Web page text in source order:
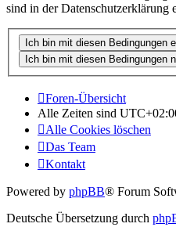
sind in der Datenschutzerklärung
Foren-Übersicht
Alle Zeiten sind
Alle Cookies löschen
Das Team
Kontakt
Powered by phpBB® Forum
Deutsche Übersetzung durch